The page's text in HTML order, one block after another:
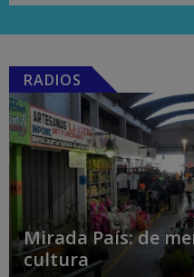
RADIOS
Mirada País: de
cultura